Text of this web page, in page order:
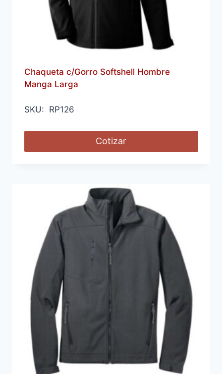
Chaqueta c/Gorro Softshell Hombre
Manga Larga
SKU: RP126
Cotizar